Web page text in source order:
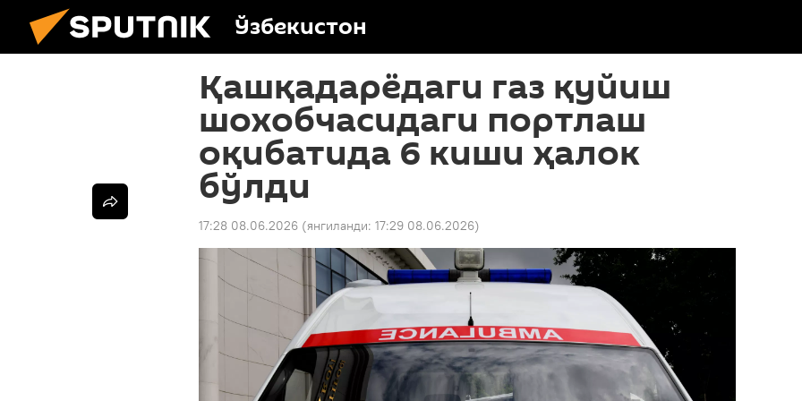
Ўзбекистон
Қашқадарёдаги газ қуйиш
шохобчасидаги портлаш
оқибатида 6 киши ҳалок
бўлди
17:28 08.06.2026 (янгиланди: 17:29 08.06.2026)